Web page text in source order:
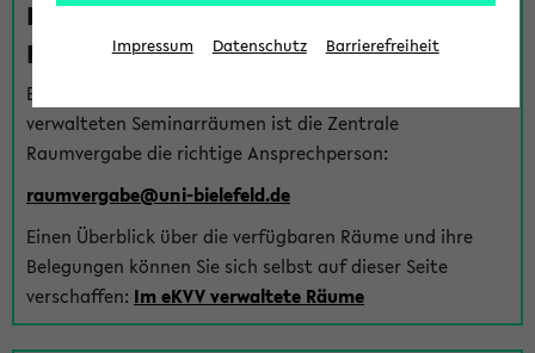
Fragen zu im eKVV verwalteten
Räumen
Bei Fragen zur Vergabe von Hörsälen und vom eKVV
verwalteten Seminarräumen ist die Zentrale
Raumvergabe die richtige Ansprechperson:
raumvergabe@uni-bielefeld.de
Einen Überblick über die verfügbaren Räume und ihre
Belegungen können Sie sich selbst auf dieser Seite
verschaffen: Im eKVV verwaltete Räume
Impressum Datenschutz Barrierefreiheit